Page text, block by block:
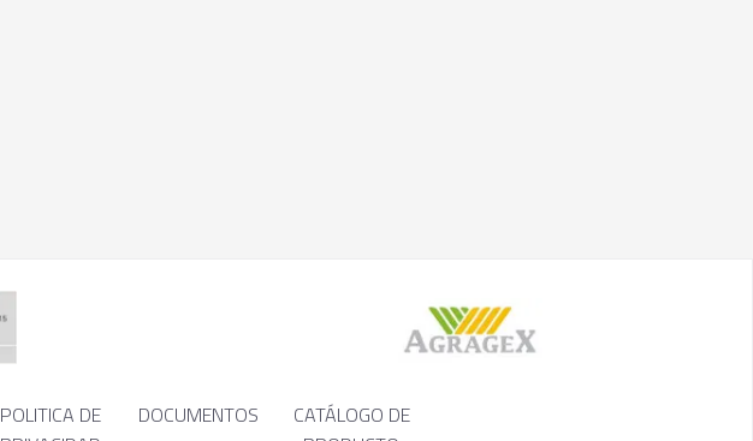
POLITICA DE
DOCUMENTOS
CATÁLOGO DE